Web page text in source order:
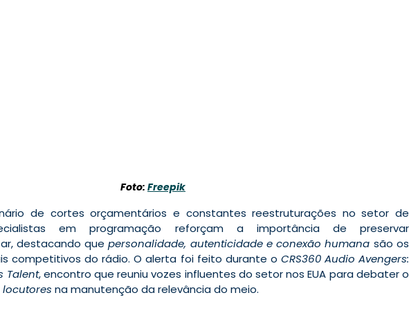
Foto: Freepik
de cortes orçamentários e constantes reestruturações no setor de
destacando que personalidade, autenticidade e conexão humana são os
competitivos do rádio. O alerta foi feito durante o CRS360 Audio Avengers:
Talent, encontro que reuniu vozes influentes do setor nos EUA para debater o
locutores na manutenção da relevância do meio.